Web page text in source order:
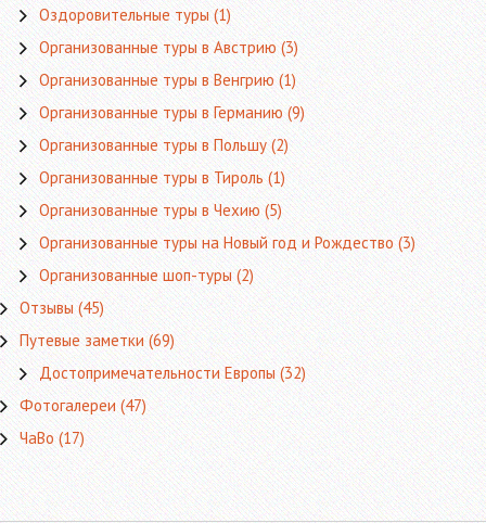
Оздоровительные туры(1)
Организованные туры в Австрию(3)
Организованные туры в Венгрию(1)
Организованные туры в Германию(9)
Организованные туры в Польшу(2)
Организованные туры в Тироль(1)
Организованные туры в Чехию(5)
Организованные туры на Новый год и Рождество(3)
Организованные шоп-туры(2)
Отзывы(45)
Путевые заметки(69)
Достопримечательности Европы(32)
Фотогалереи(47)
ЧаВо(17)